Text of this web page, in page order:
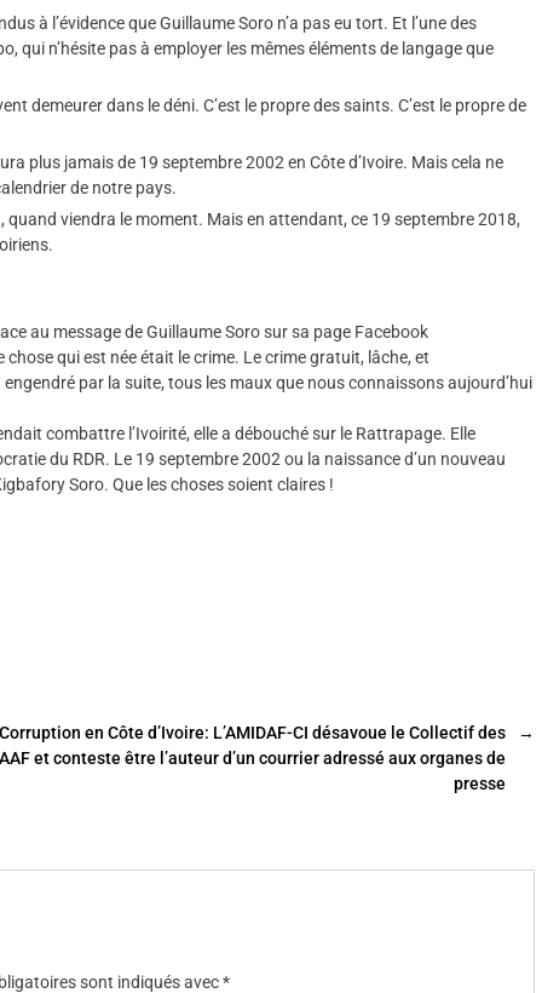
à l’évidence que Guillaume Soro n’a pas eu tort. Et l’une des
qui n’hésite pas à employer les mêmes éléments de langage que
demeurer dans le déni. C’est le propre des saints. C’est le propre de
plus jamais de 19 septembre 2002 en Côte d’Ivoire. Mais cela ne
de notre pays.
quand viendra le moment. Mais en attendant, ce 19 septembre 2018,
au message de Guillaume Soro sur sa page Facebook
qui est née était le crime. Le crime gratuit, lâche, et
par la suite, tous les maux que nous connaissons aujourd’hui
combattre l’Ivoirité, elle a débouché sur le Rattrapage. Elle
du RDR. Le 19 septembre 2002 ou la naissance d’un nouveau
Soro. Que les choses soient claires !
→
en Côte d’Ivoire: L’AMIDAF-CI désavoue le Collectif des
et conteste être l’auteur d’un courrier adressé aux organes de
presse
sont indiqués avec*